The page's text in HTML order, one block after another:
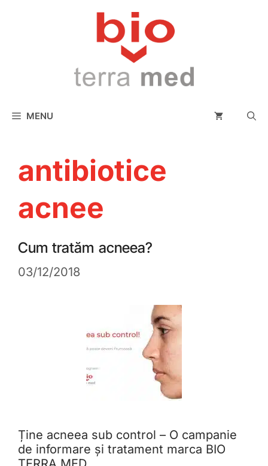
MENU
antibiotice
acnee
Cum tratăm acneea?
03/12/2018
Ține acneea sub control – O campanie
de informare și tratament marca BIO